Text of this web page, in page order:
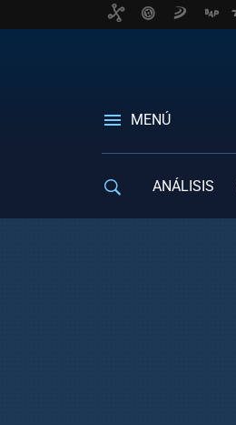
MENÚ
ANÁLISIS